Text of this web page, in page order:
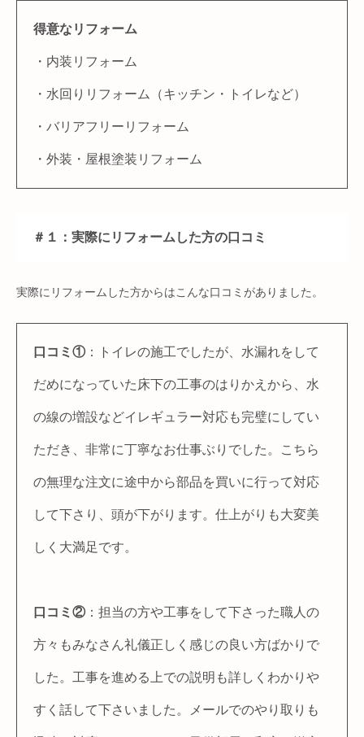
得意なリフォーム
・内装リフォーム
・水回りリフォーム（キッチン・トイレなど）
・バリアフリーリフォーム
・外装・屋根塗装リフォーム
＃１：実際にリフォームした方の口コミ
実際にリフォームした方からはこんな口コミがありました。
口コミ①：トイレの施工でしたが、水漏れをして
だめになっていた床下の工事のはりかえから、水
の線の増設などイレギュラー対応も完璧にしてい
ただき、非常に丁寧なお仕事ぶりでした。こちら
の無理な注文に途中から部品を買いに行って対応
して下さり、頭が下がります。仕上がりも大変美
しく大満足です。
口コミ②：担当の方や工事をして下さった職人の
方々もみなさん礼儀正しく感じの良い方ばかりで
した。工事を進める上での説明も詳しくわかりや
すく話して下さいました。メールでのやり取りも